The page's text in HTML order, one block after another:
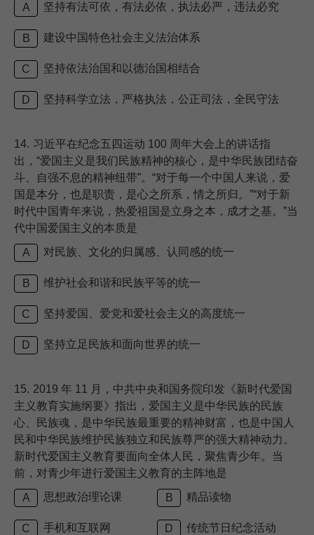
A 坚持有法可依，有法必依，执法必严，违法必究
B 建设中国特色社会主义法治体系
C 坚持依法治国和以德治国相结合
D 坚持科学立法，严格执法，公正司法，全民守法
14. 习近平在纪念五四运动 100 周年大会上的讲话指
出，“爱国主义是我们民族精神的核心，是中华民族团结奋
斗、自强不息的精神纽带”。“对于每一个中国人来说，爱
国是本分，也是职责，是心之所系，情之所归。”“对于新
时代中国青年来说，热爱祖国是立身之本，成才之基。”当
代中国爱国主义的本质是
A 对民族、文化的归属感、认同感的统一
B 维护社会和谐和民族平等的统一
C 坚持爱国、爱党和爱社会主义的高度统一
D 坚持立足民族和面向世界的统一
15. 2019 年 11 月，中共中央和国务院印发《新时代爱国
主义教育实施纲要》指出，爱国主义是中华民族的民族
心、民族魂，是中华民族最重要的精神财富，也是中国人
民和中华民族维护民族独立和民族尊严的强大精神动力。
新时代爱国主义教育要面向全体人民，聚焦青少年。当
前，对青少年进行爱国主义教育的主阵地是
A 思想政治理论课 B 精品读物
C 手机和互联网 D 传统节日纪念活动